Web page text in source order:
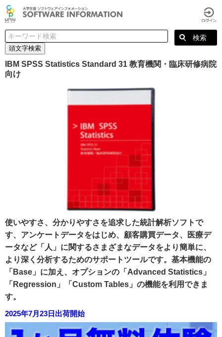
頭文字検索
IBM SPSS Statistics Standard 31 教育機関・臨床研修病院
向け
使いやすさ、分かりやすさを追求した統計解析ソフトで
す、アンケートデータをはじめ、顧客購買データ、医療デ
ータなど「人」に関するさまざまなデータをより簡単に、
より深く分析するためのサポートツールです。基本機能の
「Base」に加え、オプションの「Advanced Statistics」
「Regression」「Custom Tables」の機能を利用できま
す。
2025年7月23日出荷開始